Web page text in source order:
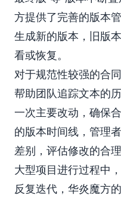
方提供了完善的版本
生成新的版本，旧版
看或恢复。
对于规范性较强的合
帮助团队追踪文本的
一次主要改动，确保
的版本时间线，管理
差别，评估修改的合理
大型项目进行过程中
反复迭代，华炎魔方